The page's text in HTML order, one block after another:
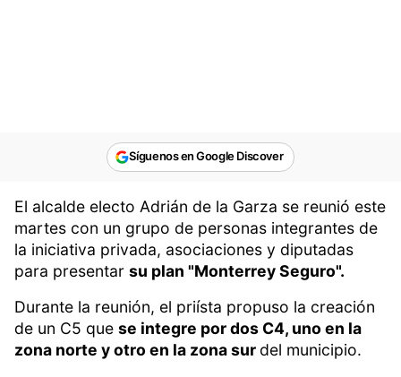
Síguenos en Google Discover
El alcalde electo Adrián de la Garza se reunió este
martes con un grupo de personas integrantes de
la iniciativa privada, asociaciones y diputadas
para presentar su plan "Monterrey Seguro".
Durante la reunión, el priísta propuso la creación
de un C5 que se integre por dos C4, uno en la
zona norte y otro en la zona sur del municipio.